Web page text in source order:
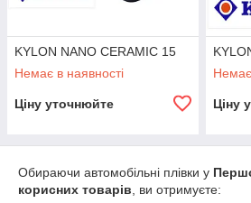
KYLON NANO CERAMIC 15
Немає в наявності
Ціну уточнюйте
Немає
Ціну
Обираючи автомобільні плівки у
корисних товарів , ви отримуєте: